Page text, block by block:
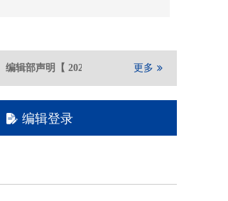
编辑部声明【 2021-05 重庆大学期刊社在
更多
编辑登录